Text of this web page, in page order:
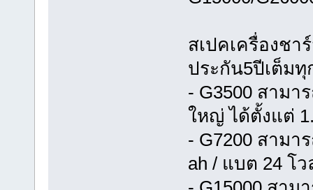
สเปคเครื่องชา
ประกัน5ปีเต็มทุ
- G3500 สามา
ใหญ่ ได้ตั้งแต่
- G7200 สามา
ah / แบต 24 โ